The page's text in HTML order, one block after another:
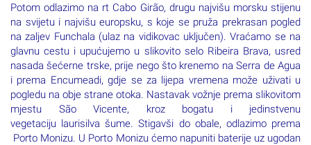
Potom odlazimo na rt Cabo Girão, drugu najvišu morsku stijenu
na svijetu i najvišu europsku, s koje se pruža prekrasan pogled
na zaljev Funchala (ulaz na vidikovac uključen). Vraćamo se na
glavnu cestu i upućujemo u slikovito selo Ribeira Brava, usred
nasada šećerne trske, prije nego što krenemo na Serra de Agua
i prema Encumeadi, gdje se za lijepa vremena može uživati u
pogledu na obje strane otoka. Nastavak vožnje prema slikovitom
mjestu São Vicente, kroz bogatu i jedinstvenu
vegetaciju laurisilva šume. Stigavši do obale, odlazimo prema
Porto Monizu. U Porto Monizu ćemo napuniti baterije uz ugodan